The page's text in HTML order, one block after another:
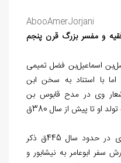
AbooAmerJorjani
و مفسر بزرگ قرن پنجم
بن اسماعیلبن فضل تمیمی
با استناد به سخن ابن
وی در مدح قابوس بن
توان احتمال داد که تولد او تا پیش از سال 380ق
درگذشت وی را اسماعیل پاشابغدادی در حدود سال 445ق ذکر
سفر ابوعامر به نیشابور و